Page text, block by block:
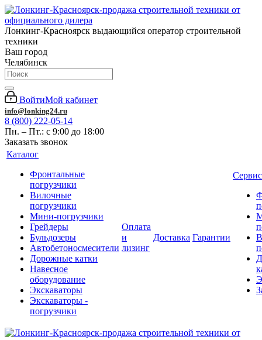
Лонкинг-Красноярск выдающийся оператор строительной
техники
Ваш город
Челябинск
ВойтиМой кабинет
info@lonking24.ru
8 (800) 222-05-14
Пн. – Пт.: с 9:00 до 18:00
Заказать звонок
Каталог
Фронтальные
погрузчики
Вилочные
погрузчики
Мини-погрузчики
Грейдеры
Бульдозеры
Автобетоносмесители
Дорожные катки
Навесное
оборудование
Экскаваторы
Экскаваторы -
погрузчики
Оплата
и
лизинг
Доставка Гарантии